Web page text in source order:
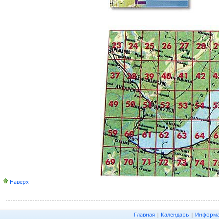
Наверх
Главная | Календарь |